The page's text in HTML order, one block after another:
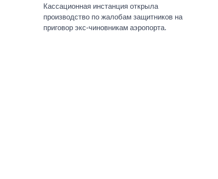
ДАЙДЖЕСТЫ
ВЕРХОВНАЯ РАДА
КАБИНЕТ МИНИСТРОВ
Кассационная инстанция открыла
производство по жалобам защитников на
приговор экс-чиновникам аэропорта.